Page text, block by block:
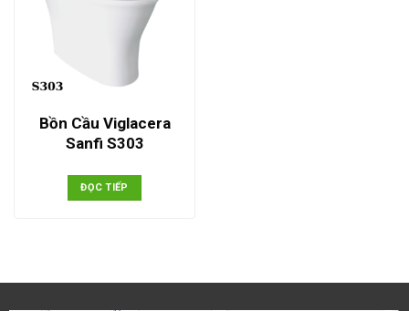
Bồn Cầu Viglacera
Sanfi S303
ĐỌC TIẾP